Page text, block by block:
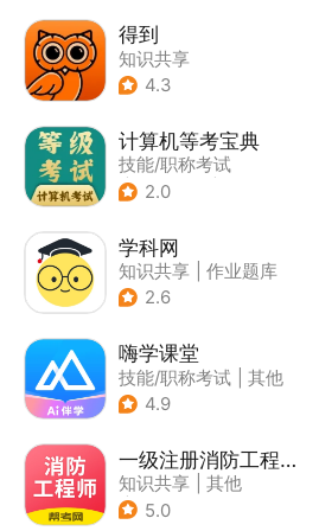
得到
知识共享
4.3
计算机等考宝典
技能/职称考试
| 文档表格
2.0
学科网
知识共享
作业题库
2.6
嗨学课堂
技能/职称考试
其他
4.9
一级注册消防工程师考试学习软件
知识共享
其他
| 技能/职称考试
5.0